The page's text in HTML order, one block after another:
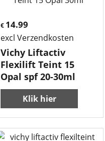
€ 14.99
excl Verzendkosten
Vichy Liftactiv
Flexilift Teint 15
Opal spf 20-30ml
Klik hier